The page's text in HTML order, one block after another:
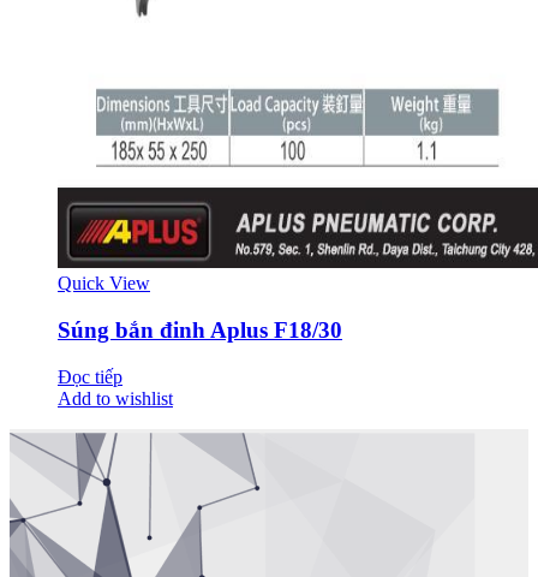
Quick View
Súng bắn đinh Aplus F18/30
Đọc tiếp
Add to wishlist